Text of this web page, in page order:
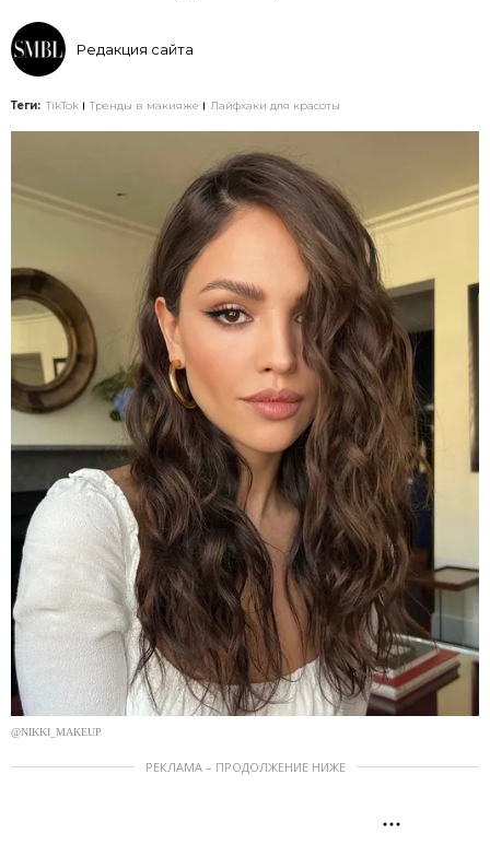
Редакция сайта
Теги: TikTok Тренды в макияже Лайфхаки для красоты
@NIKKI_MAKEUP
РЕКЛАМА – ПРОДОЛЖЕНИЕ НИЖЕ